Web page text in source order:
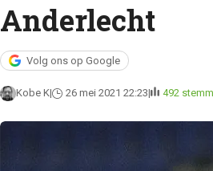
Anderlecht
Volg ons op Google
Kobe K 26 mei 2021 22:23 492